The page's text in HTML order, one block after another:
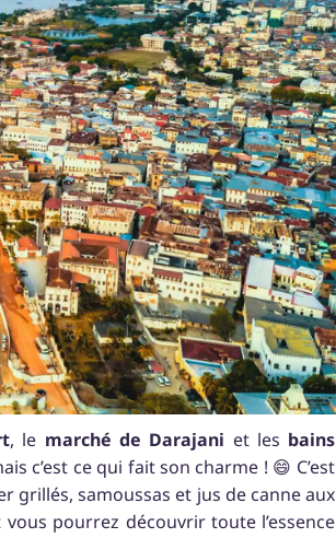
, le marché de Darajani et les bains
c’est ce qui fait son charme ! 😄 C’est
grillés, samoussas et jus de canne aux
pourrez découvrir toute l’essence